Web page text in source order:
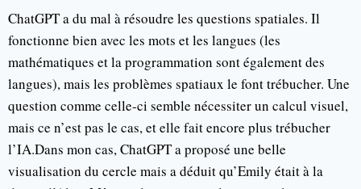
ChatGPT a du mal à résoudre les questions spatiales. Il
fonctionne bien avec les mots et les langues (les
mathématiques et la programmation sont également des
langues), mais les problèmes spatiaux le font trébucher. Une
question comme celle-ci semble nécessiter un calcul visuel,
mais ce n’est pas le cas, et elle fait encore plus trébucher
l’IA.Dans mon cas, ChatGPT a proposé une belle
visualisation du cercle mais a déduit qu’Emily était à la